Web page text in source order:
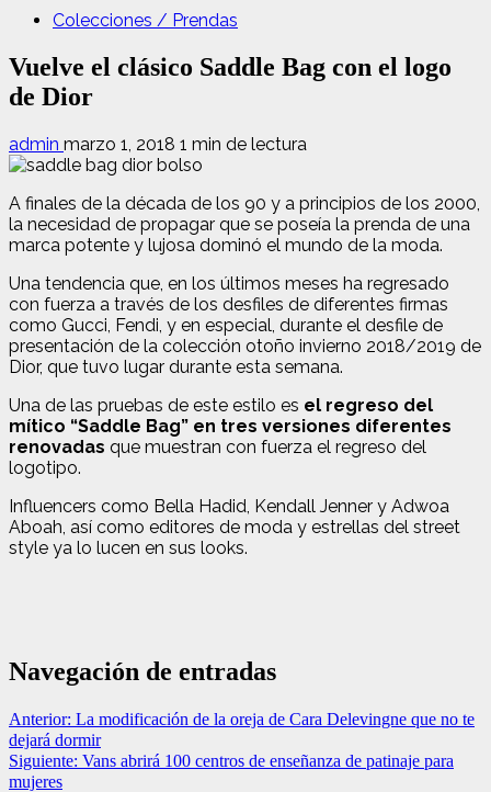
Colecciones / Prendas
Vuelve el clásico Saddle Bag con el logo
de Dior
admin marzo 1, 2018 1 min de lectura
A finales de la década de los 90 y a principios de los 2000,
la necesidad de propagar que se poseía la prenda de una
marca potente y lujosa dominó el mundo de la moda.
Una tendencia que, en los últimos meses ha regresado
con fuerza a través de los desfiles de diferentes firmas
como Gucci, Fendi, y en especial, durante el desfile de
presentación de la colección otoño invierno 2018/2019 de
Dior, que tuvo lugar durante esta semana.
Una de las pruebas de este estilo es el regreso del
mítico “Saddle Bag” en tres versiones diferentes
renovadas que muestran con fuerza el regreso del
logotipo.
Influencers como Bella Hadid, Kendall Jenner y Adwoa
Aboah, así como editores de moda y estrellas del street
style ya lo lucen en sus looks.
Navegación de entradas
Anterior: La modificación de la oreja de Cara Delevingne que no te
dejará dormir
Siguiente: Vans abrirá 100 centros de enseñanza de patinaje para
mujeres